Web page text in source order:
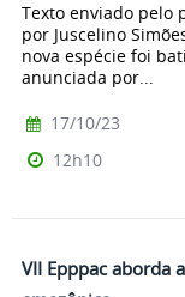
Texto enviado pelo
por Juscelino
nova espécie foi
anunciada por...
17/10/23
12h10
VII Epppac aborda